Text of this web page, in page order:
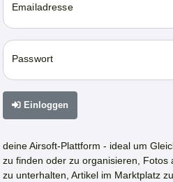
Emailadresse
Passwort
Einloggen
deine Airsoft-Plattform - ideal um
zu finden oder zu organisieren, Fotos
zu unterhalten, Artikel im Marktplatz